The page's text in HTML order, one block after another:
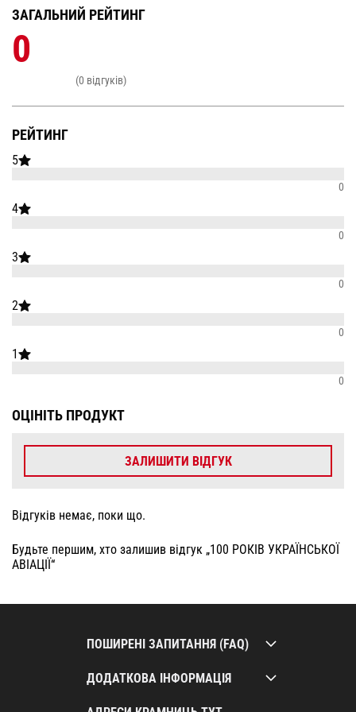
РЕЙТИНГ
5
0
4
0
3
0
2
0
1
0
ЗАГАЛЬНИЙ РЕЙТИНГ
0
(0 відгуків)
ОЦІНІТЬ ПРОДУКТ
ЗАЛИШИТИ ВІДГУК
Відгуків немає, поки що.
Будьте першим, хто залишив відгук „100 РОКІВ УКРАЇНСЬКОЇ
АВІАЦІЇ“
ПОШИРЕНІ ЗАПИТАННЯ (FAQ)
ДОДАТКОВА ІНФОРМАЦІЯ